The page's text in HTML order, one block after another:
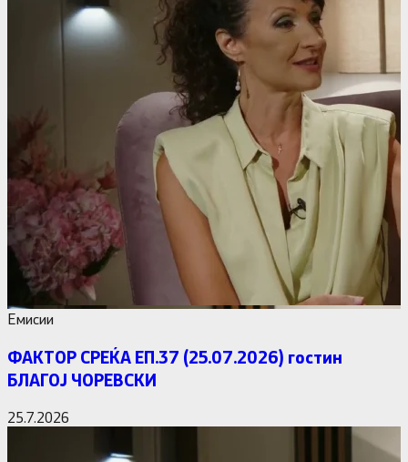
Емисии
ФАКТОР СРЕЌА ЕП.37 (25.07.2026) гостин
БЛАГОЈ ЧОРЕВСКИ
25.7.2026